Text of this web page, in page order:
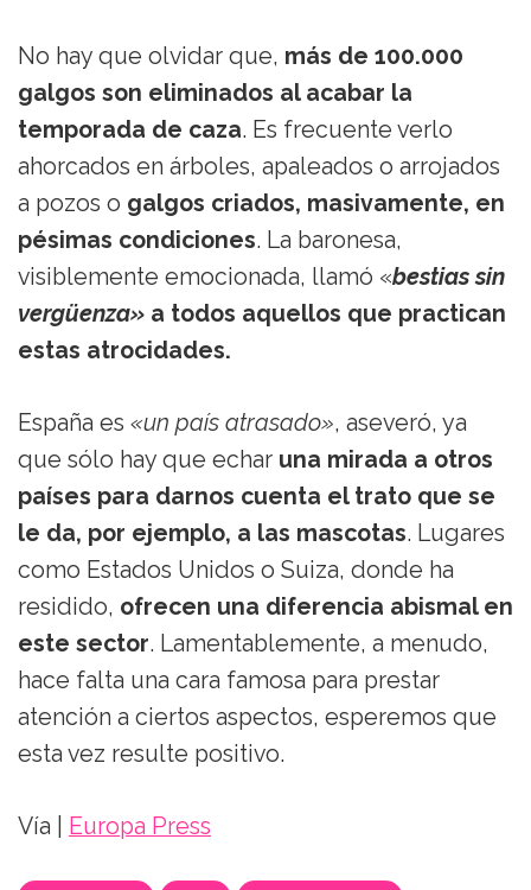
No hay que olvidar que, más de 100.000
galgos son eliminados al acabar la
temporada de caza. Es frecuente verlo
ahorcados en árboles, apaleados o arrojados
a pozos o galgos criados, masivamente, en
pésimas condiciones. La baronesa,
visiblemente emocionada, llamó «bestias sin
vergüenza» a todos aquellos que practican
estas atrocidades.
España es «un país atrasado», aseveró, ya
que sólo hay que echar una mirada a otros
países para darnos cuenta el trato que se
le da, por ejemplo, a las mascotas. Lugares
como Estados Unidos o Suiza, donde ha
residido, ofrecen una diferencia abismal en
este sector. Lamentablemente, a menudo,
hace falta una cara famosa para prestar
atención a ciertos aspectos, esperemos que
esta vez resulte positivo.
Vía | Europa Press